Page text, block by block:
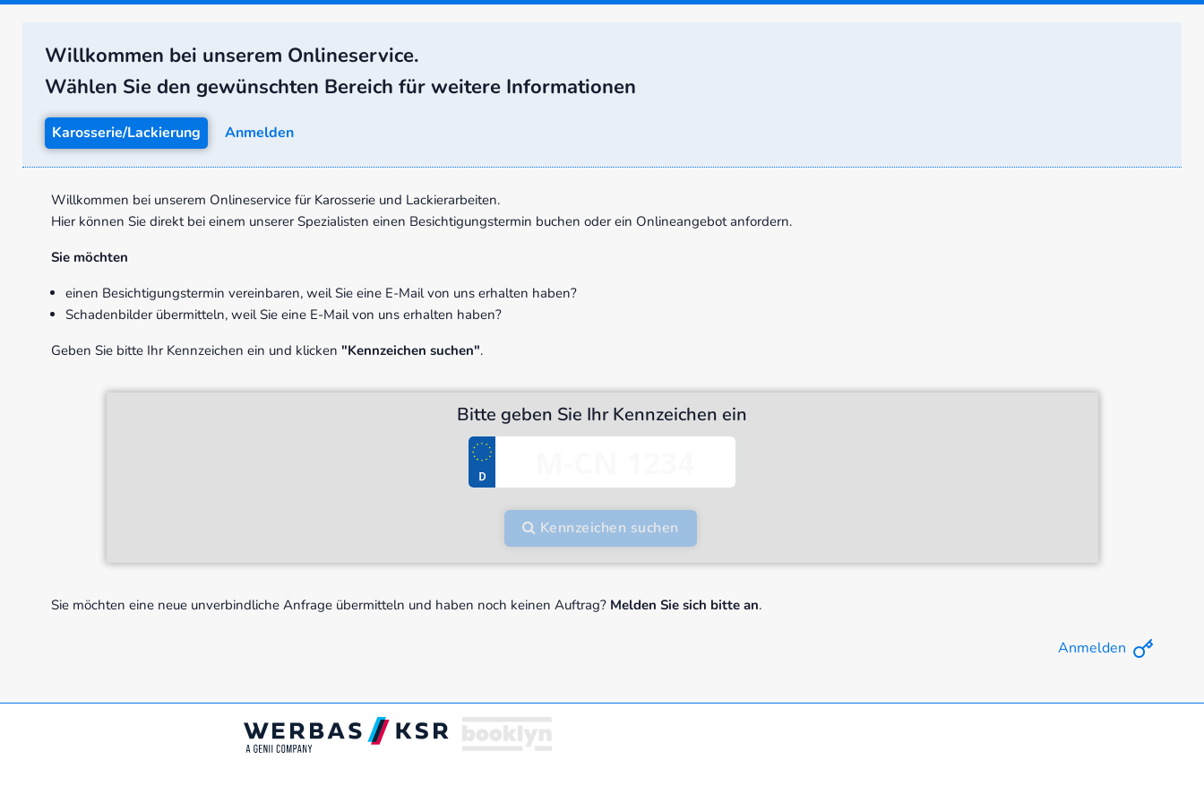
Willkommen bei unserem Onlineservice.
Wählen Sie den gewünschten Bereich für weitere Informationen
Karosserie/Lackierung Anmelden
Willkommen bei unserem Onlineservice für Karosserie und Lackierarbeiten.
Hier können Sie direkt bei einem unserer Spezialisten einen Besichtigungstermin buchen oder ein Onlineangebot anfordern.
Sie möchten
einen Besichtigungstermin vereinbaren, weil Sie eine E-Mail von uns erhalten haben?
Schadenbilder übermitteln, weil Sie eine E-Mail von uns erhalten haben?
Geben Sie bitte Ihr Kennzeichen ein und klicken "Kennzeichen suchen".
Bitte geben Sie Ihr Kennzeichen ein
Kennzeichen suchen
Sie möchten eine neue unverbindliche Anfrage übermitteln und haben noch keinen Auftrag? Melden Sie sich bitte an.
Anmelden